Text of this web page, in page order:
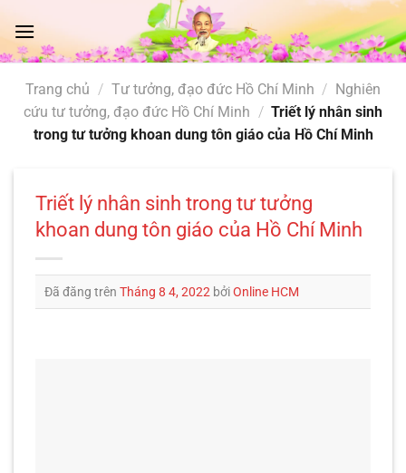
đến
nội
Trang chủ / Tư tưởng, đạo đức Hồ Chí Minh / Nghiên
cứu tư tưởng, đạo đức Hồ Chí Minh / Triết lý nhân sinh
trong tư tưởng khoan dung tôn giáo của Hồ Chí Minh
Triết lý nhân sinh trong tư tưởng
khoan dung tôn giáo của Hồ Chí Minh
Đã đăng trên Tháng 8 4, 2022 bởiOnline HCM